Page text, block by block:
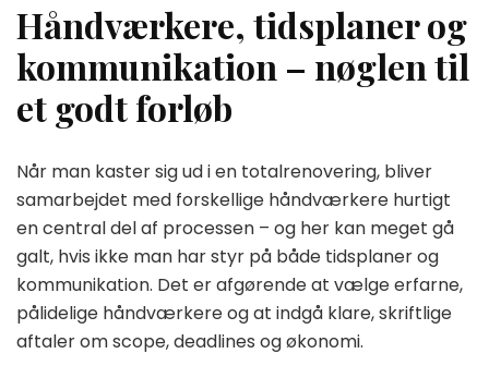
Håndværkere, tidsplaner og
kommunikation – nøglen til
et godt forløb
Når man kaster sig ud i en totalrenovering, bliver
samarbejdet med forskellige håndværkere hurtigt
en central del af processen – og her kan meget gå
galt, hvis ikke man har styr på både tidsplaner og
kommunikation. Det er afgørende at vælge erfarne,
pålidelige håndværkere og at indgå klare, skriftlige
aftaler om scope, deadlines og økonomi.